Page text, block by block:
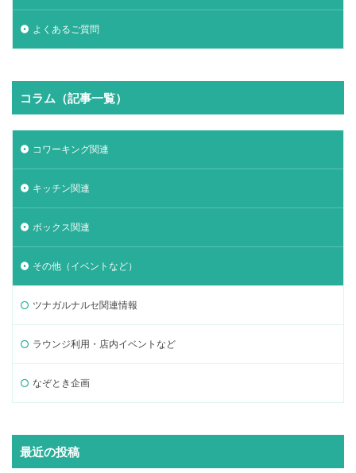
よくあるご質問
コラム（記事一覧）
コワーキング関連
キッチン関連
ボックス関連
その他（イベントなど）
ツナガルナルセ関連情報
ラウンジ利用・店内イベントなど
なぞとき企画
最近の投稿